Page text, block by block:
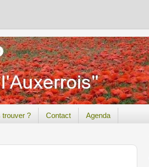
trouver ? Contact Agenda